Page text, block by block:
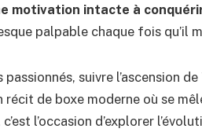
motivation intacte à
palpable chaque fois qu’il
passionnés, suivre l’ascension
récit de boxe moderne où se
c’est l’occasion d’explorer